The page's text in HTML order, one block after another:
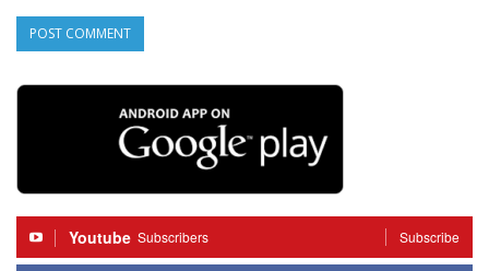
Youtube Subscribers Subscribe